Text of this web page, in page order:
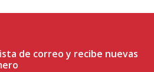
de correo y recibe nuevas